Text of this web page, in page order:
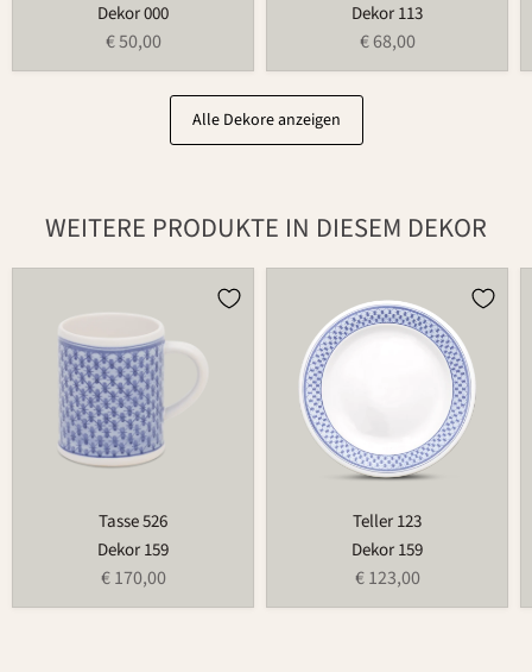
Dekor 000
€ 50,00
Dekor 113
€ 68,00
Alle Dekore anzeigen
WEITERE PRODUKTE IN DIESEM DEKOR
Tasse 526
Dekor 159
€ 170,00
Teller 123
Dekor 159
€ 123,00